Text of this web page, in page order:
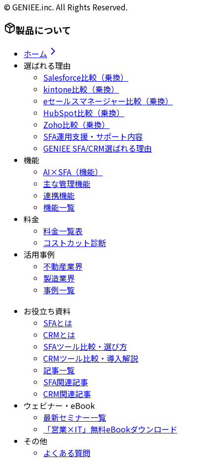
© GENIEE.inc. All Rights Reserved.
製品について
ホーム
選ばれる理由
Salesforce比較（乗換）
kintone比較（乗換）
eセールスマネージャー比較（乗換）
HubSpot比較（乗換）
Zoho比較（乗換）
SFA運用支援・サポート内容
GENIEE SFA/CRM選ばれる理由
機能
AI×SFA（機能）
主な管理機能
連携機能
機能一覧
料金
料金一覧表
コストカット診断
活用事例
不動産業界
製造業界
事例一覧
お役立ち資料
SFAとは
CRMとは
SFAツール比較・選び方
CRMツール比較・導入解説
記事一覧
SFA関連記事
CRM関連記事
ウェビナー・eBook
最新セミナー一覧
「営業×IT」無料eBookダウンロード
その他
よくある質問